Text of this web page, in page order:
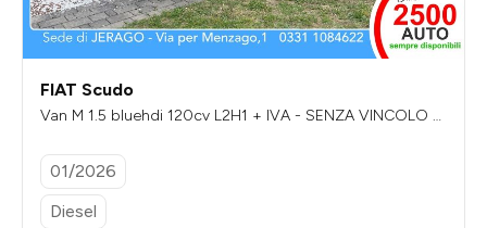
FIAT Scudo
Van M 1.5 bluehdi 120cv L2H1 + IVA - SENZA VINCOLO DI
01/2026
Diesel